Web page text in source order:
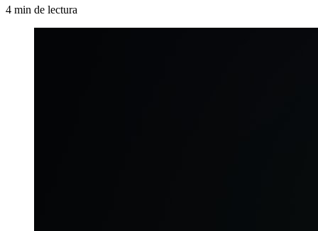
4 min de lectura